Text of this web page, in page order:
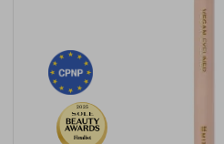
2025
Finalist